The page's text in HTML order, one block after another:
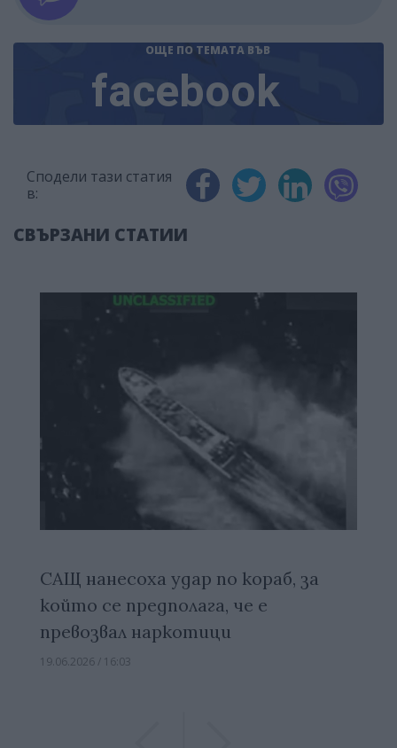
ОЩЕ ПО ТЕМАТА ВЪВ
facebook
Сподели тази статия
в:
СВЪРЗАНИ СТАТИИ
САЩ нанесоха удар по кораб, за
който се предполага, че е
превозвал наркотици
19.06.2026 / 16:03